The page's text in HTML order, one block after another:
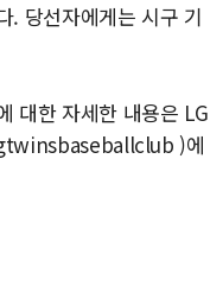
. 당선자에게는 시구 기
대한 자세한 내용은 LG
)에